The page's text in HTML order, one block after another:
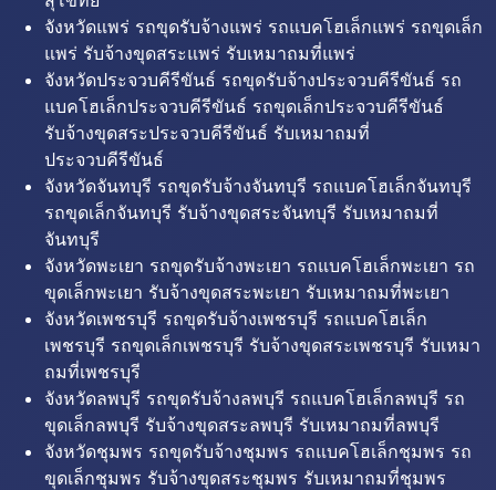
จังหวัดแพร่ รถขุดรับจ้างแพร่ รถแบคโฮเล็กแพร่ รถขุดเล็ก
แพร่ รับจ้างขุดสระแพร่ รับเหมาถมที่แพร่
จังหวัดประจวบคีรีขันธ์ รถขุดรับจ้างประจวบคีรีขันธ์ รถ
แบคโฮเล็กประจวบคีรีขันธ์ รถขุดเล็กประจวบคีรีขันธ์
รับจ้างขุดสระประจวบคีรีขันธ์ รับเหมาถมที่
ประจวบคีรีขันธ์
จังหวัดจันทบุรี รถขุดรับจ้างจันทบุรี รถแบคโฮเล็กจันทบุรี
รถขุดเล็กจันทบุรี รับจ้างขุดสระจันทบุรี รับเหมาถมที่
จันทบุรี
จังหวัดพะเยา รถขุดรับจ้างพะเยา รถแบคโฮเล็กพะเยา รถ
ขุดเล็กพะเยา รับจ้างขุดสระพะเยา รับเหมาถมที่พะเยา
จังหวัดเพชรบุรี รถขุดรับจ้างเพชรบุรี รถแบคโฮเล็ก
เพชรบุรี รถขุดเล็กเพชรบุรี รับจ้างขุดสระเพชรบุรี รับเหมา
ถมที่เพชรบุรี
จังหวัดลพบุรี รถขุดรับจ้างลพบุรี รถแบคโฮเล็กลพบุรี รถ
ขุดเล็กลพบุรี รับจ้างขุดสระลพบุรี รับเหมาถมที่ลพบุรี
จังหวัดชุมพร รถขุดรับจ้างชุมพร รถแบคโฮเล็กชุมพร รถ
ขุดเล็กชุมพร รับจ้างขุดสระชุมพร รับเหมาถมที่ชุมพร